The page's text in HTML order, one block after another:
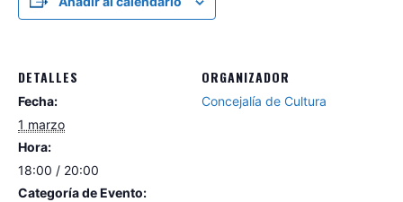
DETALLES
Fecha:
1 marzo
Hora:
18:00 / 20:00
Categoría de Evento:
ORGANIZADOR
Concejalía de Cultura